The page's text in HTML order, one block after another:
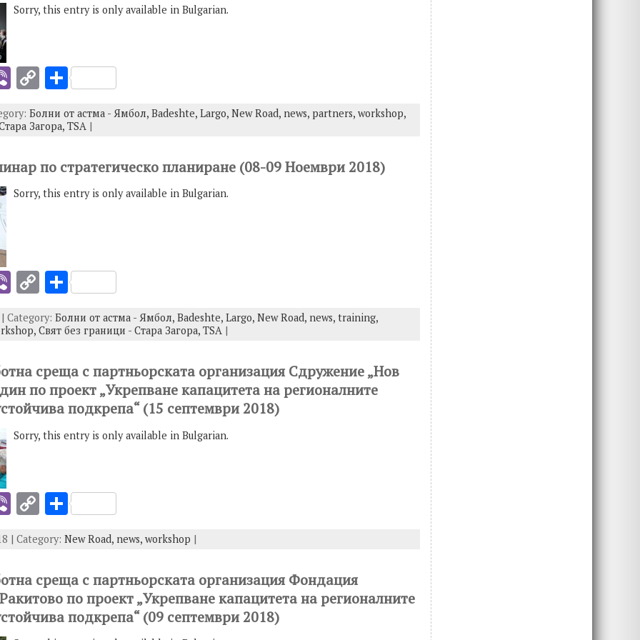
k
Sorry, this entry is only available in Bulgarian.
Vi
er
C
p
Li
n
S
ar
Болни от астма - Ямбол,Badeshte,Largo,New Road, news, partners,workshop,
Загора,TSA |
по стратегическо планиране (08-09 Ноември 2018)
Sorry, this entry is only available in Bulgarian.
Vi
er
C
p
Li
n
k
S
ar
Category:Болни от астма - Ямбол,Badeshte,Largo,New Road, news,training,
Свят без граници - Стара Загора,TSA |
среща с партньорската организация Сдружение „Нов
по проект „Укрепване капацитета на регионалните
подкрепа“ (15 септември 2018)
Sorry, this entry is only available in Bulgarian.
Vi
er
C
p
y
Li
n
S
ar
e
| Category:New Road, news,workshop |
среща с партньорската организация Фондация
по проект „Укрепване капацитета на регионалните
подкрепа“ (09 септември 2018)